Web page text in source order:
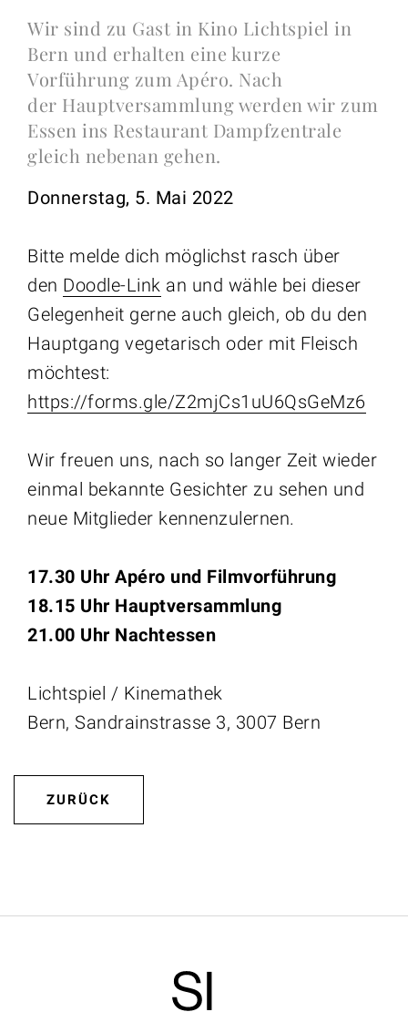
Wir sind zu Gast in Kino Lichtspiel in
Bern und erhalten eine kurze
Vorführung zum Apéro. Nach
der Hauptversammlung werden wir zum
Essen ins Restaurant Dampfzentrale
gleich nebenan gehen.
Donnerstag, 5. Mai 2022
Bitte melde dich möglichst rasch über
den Doodle-Link an und wähle bei dieser
Gelegenheit gerne auch gleich, ob du den
Hauptgang vegetarisch oder mit Fleisch
möchtest:
https://forms.gle/Z2mjCs1uU6QsGeMz6
Wir freuen uns, nach so langer Zeit wieder
einmal bekannte Gesichter zu sehen und
neue Mitglieder kennenzulernen.
17.30 Uhr Apéro und Filmvorführung
18.15 Uhr Hauptversammlung
21.00 Uhr Nachtessen
Lichtspiel / Kinemathek
Bern, Sandrainstrasse 3, 3007 Bern
ZURÜCK